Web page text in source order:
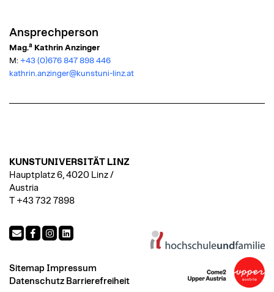
Ansprechperson
Mag.a Kathrin Anzinger
M: +43 (0)676 847 898 446
kathrin.anzinger@kunstuni-linz.at
KUNSTUNIVERSITÄT LINZ
Hauptplatz 6, 4020 Linz /
Austria
T +43 732 7898
Sitemap Impressum
Datenschutz Barrierefreiheit